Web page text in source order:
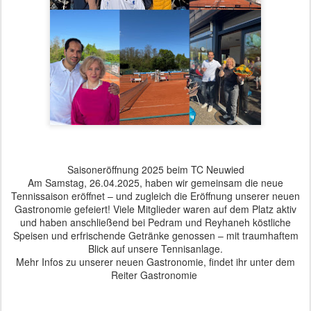
Saisoneröffnung 2025 beim TC Neuwied
Am Samstag, 26.04.2025, haben wir gemeinsam die neue
Tennissaison eröffnet – und zugleich die Eröffnung unserer neuen
Gastronomie gefeiert! Viele Mitglieder waren auf dem Platz aktiv
und haben anschließend bei Pedram und Reyhaneh köstliche
Speisen und erfrischende Getränke genossen – mit traumhaftem
Blick auf unsere Tennisanlage.
Mehr Infos zu unserer neuen Gastronomie, findet ihr unter dem
Reiter Gastronomie